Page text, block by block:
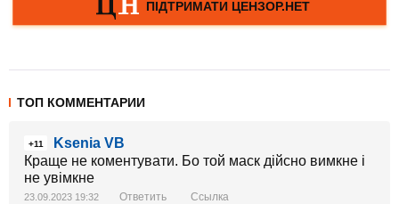
ТОП КОММЕНТАРИИ
+11
Ksenia VB
Краще не коментувати. Бо той маск дійсно вимкне і
не увімкне
23.09.2023 19:32 Ответить Ссылка